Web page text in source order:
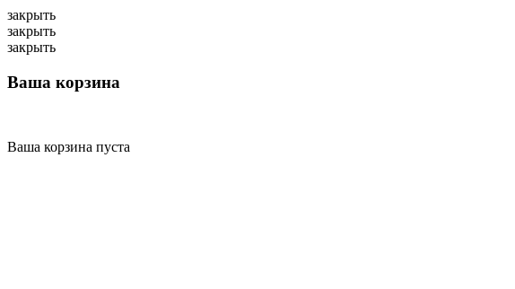
закрыть
закрыть
закрыть
Ваша корзина
Ваша корзина пуста